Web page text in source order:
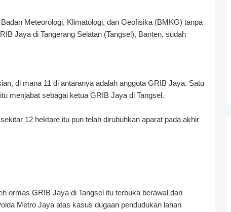
Meteorologi, Klimatologi, dan Geofisika (BMKG) tanpa
Jaya di Tangerang Selatan (Tangsel), Banten, sudah
di mana 11 di antaranya adalah anggota GRIB Jaya. Satu
menjabat sebagai ketua GRIB Jaya di Tangsel.
12 hektare itu pun telah dirubuhkan aparat pada akhir
ormas GRIB Jaya di Tangsel itu terbuka berawal dari
Metro Jaya atas kasus dugaan pendudukan lahan